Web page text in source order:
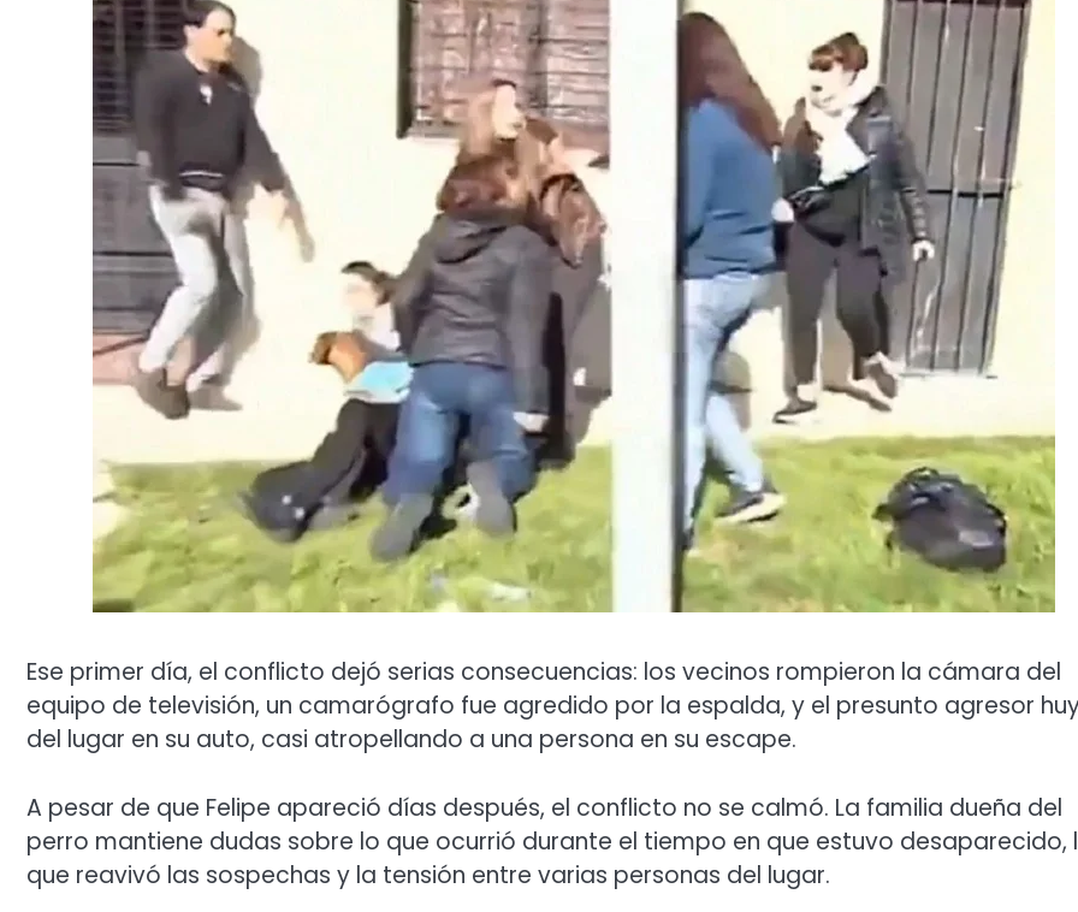
Ese primer día, el conflicto dejó serias consecuencias: los vecinos rompieron la cámara del
equipo de televisión, un camarógrafo fue agredido por la espalda, y el presunto agresor
del lugar en su auto, casi atropellando a una persona en su escape.
A pesar de que Felipe apareció días después, el conflicto no se calmó. La familia dueña del
perro mantiene dudas sobre lo que ocurrió durante el tiempo en que estuvo desaparecido,
que reavivó las sospechas y la tensión entre varias personas del lugar.